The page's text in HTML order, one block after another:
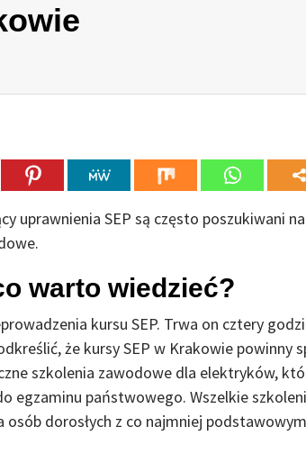
uprawnienia SEP są często poszukiwani
warto wiedzieć?
kursu SEP. Trwa on cztery
że kursy SEP w Krakowie powinny
szkolenia zawodowe dla elektryków,
egzaminu państwowego. Wszelkie
osób dorosłych z co najmniej podstawowym